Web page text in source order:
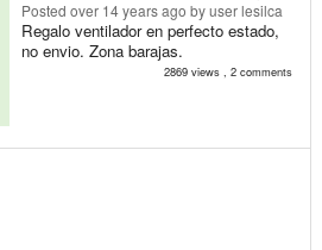
Posted over 14 years ago by user lesilca
Regalo ventilador en perfecto estado,
no envio. Zona barajas.
2869 views , 2 comments